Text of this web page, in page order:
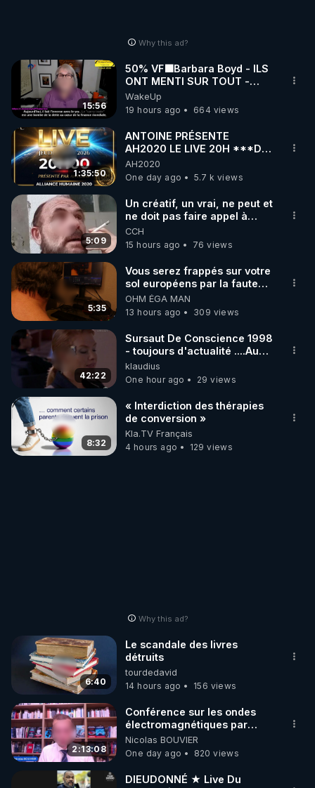
Why this ad?
15:56
50% VF🟩Barbara Boyd - ILS
ONT MENTI SUR TOUT -
Jocelyne Traduction
WakeUp
19 hours ago
664 views
1:35:50
ANTOINE PRÉSENTE
AH2020 LE LIVE 20H ***DU
06/08/2026***
AH2020
One day ago
5.7 k views
5:09
Un créatif, un vrai, ne peut et
ne doit pas faire appel à
l'intelligence artificielle
CCH
15 hours ago
76 views
5:35
Vous serez frappés sur votre
sol européens par la faute
des dirigeants qui s'en
mettent dans le nez
OHM ÉGA MAN
13 hours ago
309 views
42:22
Sursaut De Conscience 1998
- toujours d'actualité ....Au
Dela Du Réel
klaudius
One hour ago
29 views
8:32
« Interdiction des thérapies
de conversion »
Kla.TV Français
4 hours ago
129 views
Why this ad?
6:40
Le scandale des livres
détruits
tourdedavid
14 hours ago
156 views
2:13:08
Conférence sur les ondes
électromagnétiques par
Grégoire Caustru et Bart de
Wever !
Nicolas BOUVIER
One day ago
820 views
DIEUDONNÉ ★ Live Du